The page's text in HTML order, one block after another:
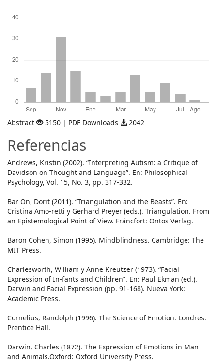
Abstract 5150 | PDF Downloads 2042
Referencias
Andrews, Kristin (2002). “Interpreting Autism: a Critique of
Davidson on Thought and Language”. En: Philosophical
Psychology, Vol. 15, No. 3, pp. 317-332.
Bar On, Dorit (2011). “Triangulation and the Beasts”. En:
Cristina Amo-retti y Gerhard Preyer (eds.). Triangulation. From
an Epistemological Point of View. Fráncfort: Ontos Verlag.
Baron Cohen, Simon (1995). Mindblindness. Cambridge: The
MIT Press.
Charlesworth, William y Anne Kreutzer (1973). “Facial
Expression of In-fants and Children”. En: Paul Ekman (ed.).
Darwin and Facial Expression (pp. 91-168). Nueva York:
Academic Press.
Cornelius, Randolph (1996). The Science of Emotion. Londres:
Prentice Hall.
Darwin, Charles (1872). The Expression of Emotions in Man
and Animals.Oxford: Oxford University Press.